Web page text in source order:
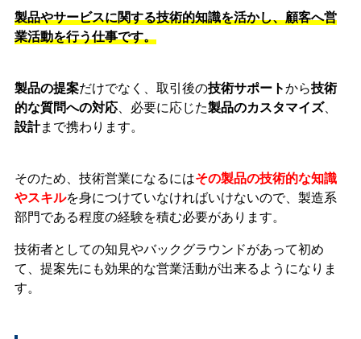
製品やサービスに関する技術的知識を活かし、顧客へ営
業活動を行う仕事です。
製品の提案だけでなく、取引後の技術サポートから技術
的な質問への対応、必要に応じた製品のカスタマイズ、
設計まで携わります。
そのため、技術営業になるにはその製品の技術的な知識
やスキルを身につけていなければいけないので、製造系
部門である程度の経験を積む必要があります。
技術者としての知見やバックグラウンドがあって初め
て、提案先にも効果的な営業活動が出来るようになりま
す。